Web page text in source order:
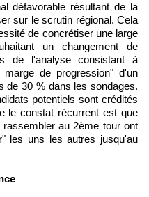
défavorable résultant de la
sur le scrutin régional. Cela
de concrétiser une large
un changement de
de l'analyse consistant à
de progression" d'un
de 30 % dans les sondages.
potentiels sont crédités
le constat récurrent est que
au 2ème tour ont
les uns les autres jusqu'au